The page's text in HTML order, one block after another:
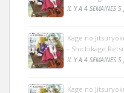
IL Y A 4 SEMAINES 5
Kage no
- Shichikage
IL Y A 4 SEMAINES 5
Kage no